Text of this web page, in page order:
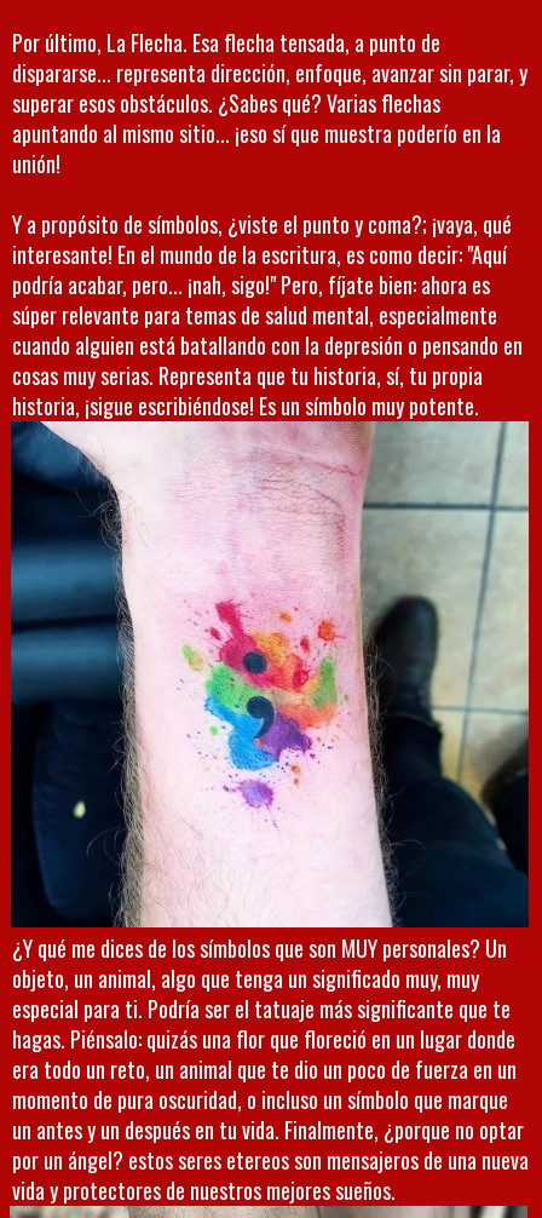
Por último, La Flecha. Esa flecha tensada, a punto de
dispararse... representa dirección, enfoque, avanzar sin parar, y
superar esos obstáculos. ¿Sabes qué? Varias flechas
apuntando al mismo sitio... ¡eso sí que muestra poderío en la
unión!
Y a propósito de símbolos, ¿viste el punto y coma?; ¡vaya, qué
interesante! En el mundo de la escritura, es como decir: "Aquí
podría acabar, pero... ¡nah, sigo!" Pero, fíjate bien: ahora es
súper relevante para temas de salud mental, especialmente
cuando alguien está batallando con la depresión o pensando en
cosas muy serias. Representa que tu historia, sí, tu propia
historia, ¡sigue escribiéndose! Es un símbolo muy potente.
¿Y qué me dices de los símbolos que son MUY personales? Un
objeto, un animal, algo que tenga un significado muy, muy
especial para ti. Podría ser el tatuaje más significante que te
hagas. Piénsalo: quizás una flor que floreció en un lugar donde
era todo un reto, un animal que te dio un poco de fuerza en un
momento de pura oscuridad, o incluso un símbolo que marque
un antes y un después en tu vida. Finalmente, ¿porque no optar
por un ángel? estos seres etereos son mensajeros de una nueva
vida y protectores de nuestros mejores sueños.